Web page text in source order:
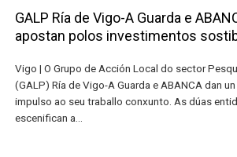
GALP Ría de Vigo-A Guarda e
apostan polos investimentos
Vigo | O Grupo de Acción Local do sector
(GALP) Ría de Vigo-A Guarda e ABANCA dan
impulso ao seu traballo conxunto. As dúas
escenifican a…